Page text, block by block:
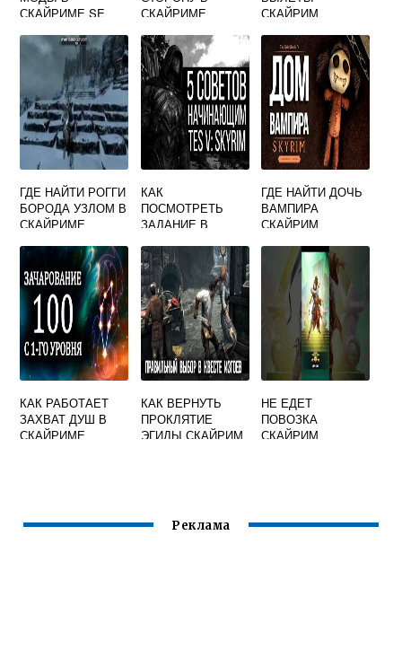
СКАЙРИМЕ SE
СКАЙРИМЕ
СКАЙРИМ
ГДЕ НАЙТИ РОГГИ
БОРОДА УЗЛОМ В
СКАЙРИМЕ
КАК
ПОСМОТРЕТЬ
ЗАДАНИЕ В
ГДЕ НАЙТИ ДОЧЬ
ВАМПИРА
СКАЙРИМ
КАК РАБОТАЕТ
ЗАХВАТ ДУШ В
СКАЙРИМЕ
КАК ВЕРНУТЬ
ПРОКЛЯТИЕ
ЭГИДЫ СКАЙРИМ
НЕ ЕДЕТ
ПОВОЗКА
СКАЙРИМ
Реклама